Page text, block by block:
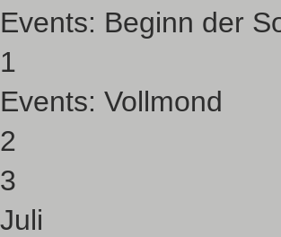
Events: Beginn der
1
Events: Vollmond
2
3
Juli